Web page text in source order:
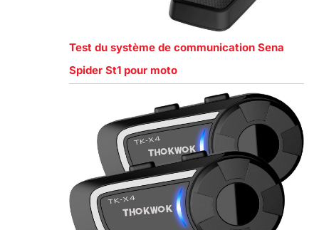
Test du système de communication Sena
Spider St1 pour moto